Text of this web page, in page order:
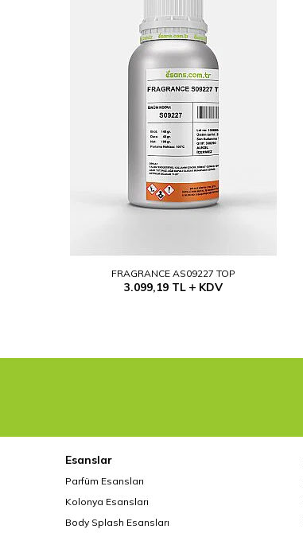
FRAGRANCE AS09227 TOP
3.099,19 TL KDV
Esanslar
Parfüm Esansları
Kolonya Esansları
Body Splash Esansları